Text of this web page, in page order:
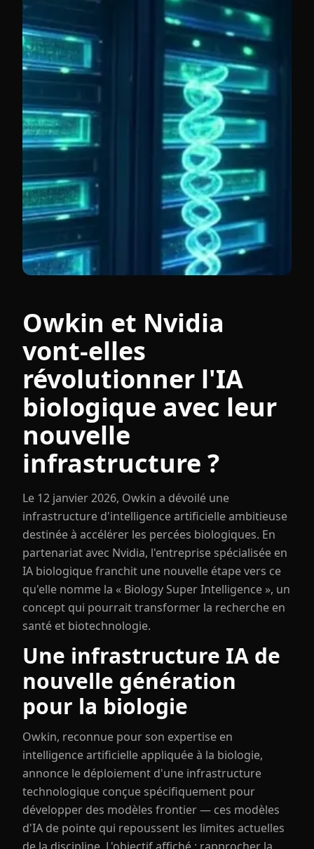
Owkin et Nvidia
vont-elles
révolutionner l'IA
biologique avec leur
nouvelle
infrastructure ?
Le 12 janvier 2026, Owkin a dévoilé une
infrastructure d'intelligence artificielle ambitieuse
destinée à accélérer les percées biologiques. En
partenariat avec Nvidia, l'entreprise spécialisée en
IA biologique franchit une nouvelle étape vers ce
qu'elle nomme la « Biology Super Intelligence », un
concept qui pourrait transformer la recherche en
santé et biotechnologie.
Une infrastructure IA de
nouvelle génération
pour la biologie
Owkin, reconnue pour son expertise en
intelligence artificielle appliquée à la biologie,
annonce le déploiement d'une infrastructure
technologique conçue spécifiquement pour
développer des modèles frontier — ces modèles
d'IA de pointe qui repoussent les limites actuelles